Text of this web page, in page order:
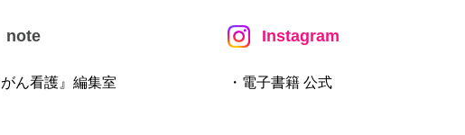
note
がん看護』編集室
Instagram
・電子書籍 公式